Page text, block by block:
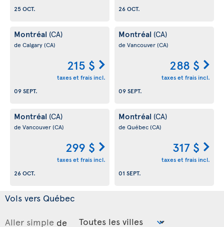
25 OCT.
26 OCT.
Montréal (CA)
de Calgary(CA)
215 $
taxes et frais incl.
09 SEPT.
Montréal (CA)
de Vancouver(CA)
288 $
taxes et frais incl.
09 SEPT.
Montréal (CA)
de Vancouver(CA)
299 $
taxes et frais incl.
26 OCT.
Montréal (CA)
de Québec(CA)
317 $
taxes et frais incl.
01 SEPT.
Vols vers Québec
Aller simple de